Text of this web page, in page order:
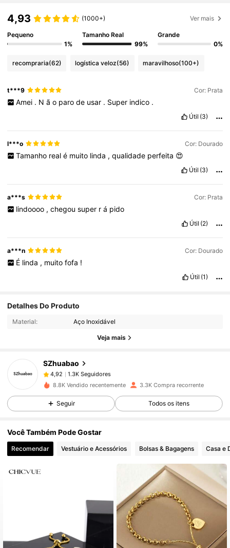
4,93 (1000+) Ver mais
Pequeno
1%
Tamanho Real
99%
Grande
0%
recompraria(62) logística veloz(56) maravilhoso(100+)
t***9 Cor: Prata
Amei . N ã o paro de usar . Super indico .
Útil (3)
l***o Cor: Dourado
Tamanho real é muito linda , qualidade perfeita 😍
Útil (3)
a***s Cor: Prata
lindoooo , chegou super r á pido
Útil (2)
a***n Cor: Dourado
É linda , muito fofa !
Útil (1)
Detalhes Do Produto
Material: Aço Inoxidável
Veja mais
SZhuabao
4,92 1.3K Seguidores
1.3K Seguidores
4,92 1.3K Seguidores
4,92 1.3K Seguidores
4,92
1.3K Seguidores
4,92 1.3K Seguidores
8.8K Vendido recentemente 3.3K Compra recorrente
Seguir Todos os itens
Você Também Pode Gostar
Recomendar Vestuário e Acessórios Bolsas & Bagagens Casa e